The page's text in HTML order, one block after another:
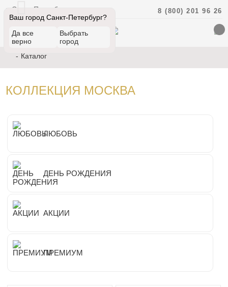
Санкт-Петербург 8 (800) 201 96 26
Ваш город Санкт-Петербург?
Да все
верно
Выбрать
город
Каталог
КОЛЛЕКЦИЯ МОСКВА
ЛЮБОВЬ
ДЕНЬ РОЖДЕНИЯ
АКЦИИ
ПРЕМИУМ